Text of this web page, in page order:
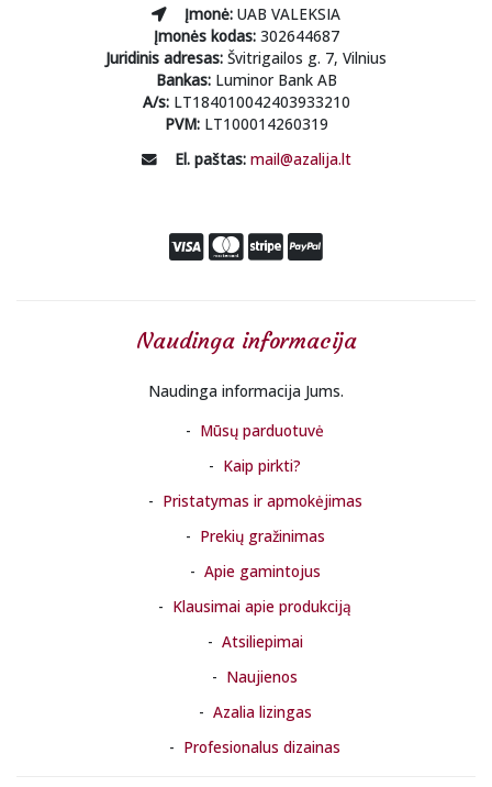
product
page
Įmonė: UAB VALEKSIA
Įmonės kodas:302644687
Juridinis adresas: Švitrigailos g. 7, Vilnius
Bankas:Luminor Bank AB
A/s:LT184010042403933210
PVM:LT100014260319
El. paštas: mail@azalija.lt
Naudinga informacija
Naudinga informacija Jums.
Mūsų parduotuvė
Kaip pirkti?
Pristatymas ir apmokėjimas
Prekių gražinimas
Apie gamintojus
Klausimai apie produkciją
Atsiliepimai
Naujienos
Azalia lizingas
Profesionalus dizainas